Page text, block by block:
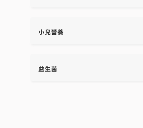
小兒營養
益生菌